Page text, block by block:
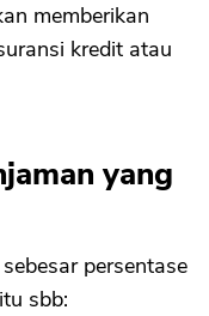
memberikan
kredit atau
yang
persentase
sbb: